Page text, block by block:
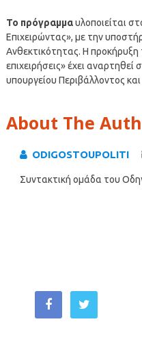
Το πρόγραμμαυλοποιείται
Επιχειρώντας», με την
Ανθεκτικότητας. Η προκήρυξη
επιχειρήσεις» έχει
υπουργείου Περιβάλλοντος
About The
ODIGOSTOUPOLITI
Συντακτική ομάδα του